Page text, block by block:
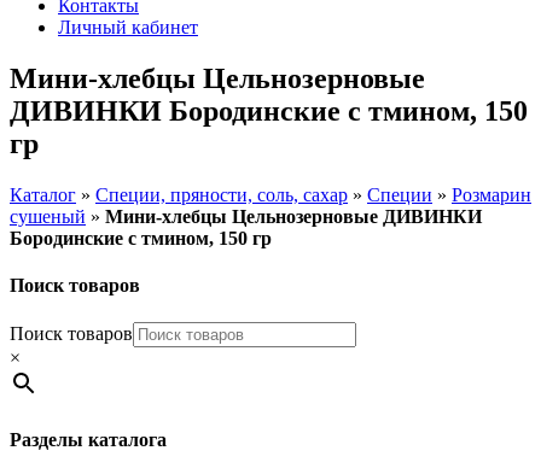
Контакты
Личный кабинет
Мини-хлебцы Цельнозерновые
ДИВИНКИ Бородинские с тмином, 150
гр
Каталог » Специи, пряности, соль, сахар » Специи » Розмарин
сушеный » Мини-хлебцы Цельнозерновые ДИВИНКИ
Бородинские с тмином, 150 гр
Поиск товаров
Поиск товаров
×
Разделы каталога